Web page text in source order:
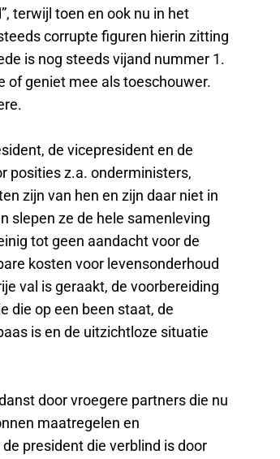
terwijl toen en ook nu in het
corrupte figuren hierin zitting
is nog steeds vijand nummer 1.
of geniet mee als toeschouwer.
de vicepresident en de
posities z.a. onderministers,
zijn van hen en zijn daar niet in
slepen ze de hele samenleving
tot geen aandacht voor de
kosten voor levensonderhoud
val is geraakt, de voorbereiding
die op een been staat, de
is en de uitzichtloze situatie
door vroegere partners die nu
maatregelen en
president die verblind is door